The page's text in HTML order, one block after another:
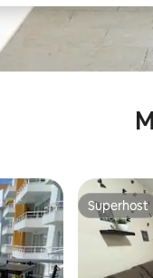
Superhost
Superhost